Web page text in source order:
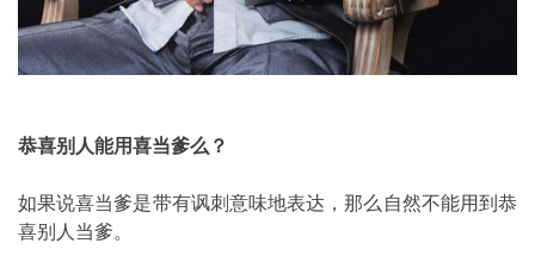
恭喜别人能用喜当爹么？
如果说喜当爹是带有讽刺意味地表达，那么自然不能用到恭
喜别人当爹。